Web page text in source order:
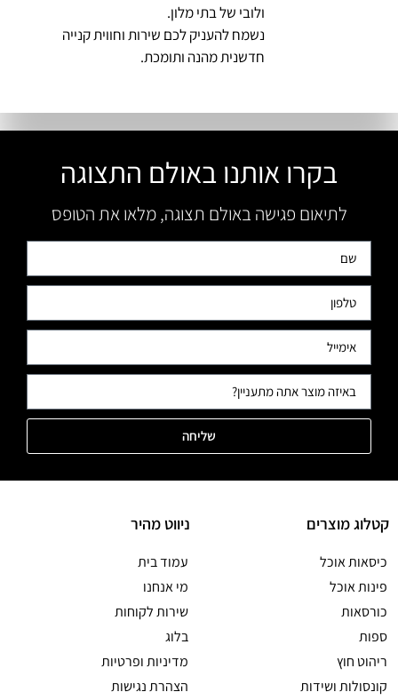
ולובי של בתי מלון.
נשמח להעניק לכם שירות וחווית קנייה
חדשנית מהנה ותומכת.
בקרו אותנו באולם התצוגה
לתיאום פגישה באולם תצוגה, מלאו את הטופס
שליחה
קטלוג מוצרים
כיסאות אוכל
פינות אוכל
כורסאות
ספות
ריהוט חוץ
קונסולות ושידות
ניווט מהיר
עמוד בית
מי אנחנו
שירות לקוחות
בלוג
מדיניות ופרטיות
הצהרת נגישות